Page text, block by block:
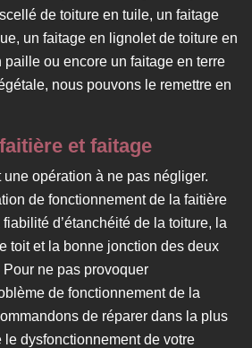
de toiture en tuile, un faitage
un faitage en lignolet de toiture en
ou encore un faitage en terre
nous pouvons le remettre en
et faitage
opération à ne pas négliger.
de fonctionnement de la faitière
d’étanchéité de la toiture, la
toit et la bonne jonction des deux
ne pas provoquer
de fonctionnement de la
de réparer dans la plus
dysfonctionnement de votre